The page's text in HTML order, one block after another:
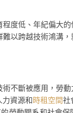
度低、年紀偏大
以跨越技術鴻溝
不斷被應用，勞
資源和時租空間社